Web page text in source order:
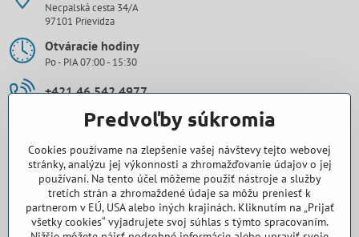
Necpalská cesta 34/A
97101 Prievidza
Otváracie hodiny
Po - PIA 07:00 - 15:30
+421 46 542 4977
0907 971 896
prievidza​@cora-gastro​.sk
Obchodné zastúpenie Cora Gastro - Bratislava
0918 345 325
Predvoľby súkromia
Cookies používame na zlepšenie vašej návštevy tejto webovej
stránky, analýzu jej výkonnosti a zhromažďovanie údajov o jej
používaní. Na tento účel môžeme použiť nástroje a služby
tretích strán a zhromaždené údaje sa môžu preniesť k
partnerom v EÚ, USA alebo iných krajinách. Kliknutím na „Prijať
všetky cookies“ vyjadrujete svoj súhlas s týmto spracovaním.